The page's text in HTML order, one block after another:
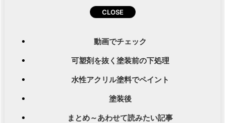
動画でチェック
可塑剤を抜く塗装前の下処理
水性アクリル塗料でペイント
塗装後
まとめ～あわせて読みたい記事